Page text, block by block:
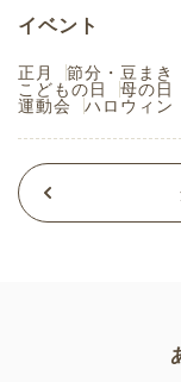
イベント
正月 節分・豆まき
こどもの日
母の日
運動会
ハロウィン